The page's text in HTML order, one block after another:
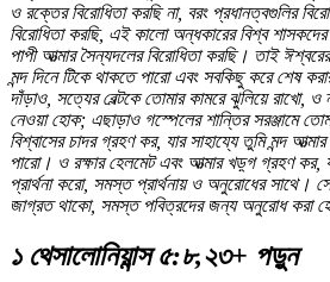
ও রক্তের বিরোধিতা করছি না, বরং প্রধানত্বগুলির
বিরোধিতা করছি, এই কালো অন্ধকারের বিশ্ব শাসকদের
পাপী আত্মার সৈন্যদলের বিরোধিতা করছি। তাই
মন্দ দিনে টিকে থাকতে পারো এবং সবকিছু করে শেষ
দাঁড়াও, সত্যের বেল্টকে তোমার কামরে ঝুলিয়ে রাখো, ও
নেওয়া হোক; এছাড়াও গস্পেলের শান্তির সরঞ্জামে
বিশ্বাসের চাদর গ্রহণ কর, যার সাহায্যে তুমি মন্দ
পারো। ও রক্ষার হেলমেট এবং আত্মার খড়্গ গ্রহণ কর,
প্রার্থনা করো, সমস্ত প্রার্থনায় ও অনুরোধের সাথে।
জাগ্রত থাকো, সমস্ত পবিত্রদের জন্য অনুরোধ করা
১ থেসালোনিয়ান্স ৫:৮,২৩+ পড়ুন